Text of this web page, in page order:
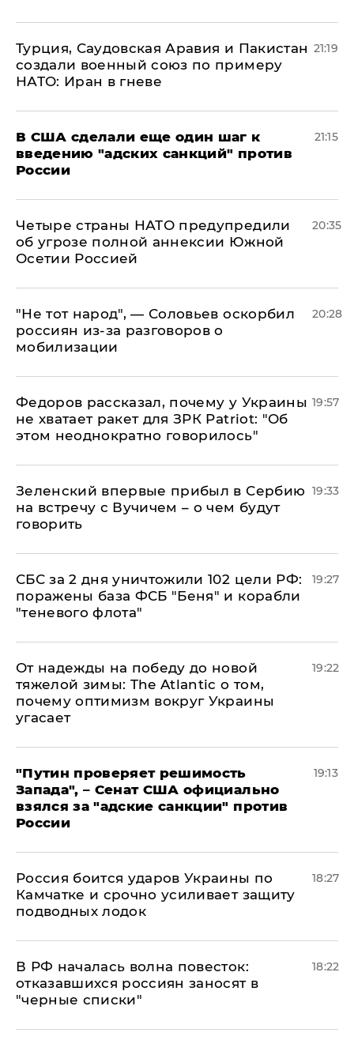
Турция, Саудовская Аравия и Пакистан
создали военный союз по примеру
НАТО: Иран в гневе
21:19
В США сделали еще один шаг к
введению "адских санкций" против
России
21:15
Четыре страны НАТО предупредили
об угрозе полной аннексии Южной
Осетии Россией
20:35
​"Не тот народ", — Соловьев оскорбил
россиян из-за разговоров о
мобилизации
20:28
Федоров рассказал, почему у Украины
не хватает ракет для ЗРК Patriot: "Об
этом неоднократно говорилось"
19:57
Зеленский впервые прибыл в Сербию
на встречу с Вучичем – о чем будут
говорить
19:33
СБС за 2 дня уничтожили 102 цели РФ:
поражены база ФСБ "Беня" и корабли
"теневого флота"
19:27
От надежды на победу до новой
тяжелой зимы: The Atlantic о том,
почему оптимизм вокруг Украины
угасает
19:22
"Путин проверяет решимость
Запада", – Сенат США официально
взялся за "адские санкции" против
России
19:13
Россия боится ударов Украины по
Камчатке и срочно усиливает защиту
подводных лодок
18:27
​В РФ началась волна повесток:
отказавшихся россиян заносят в
"черные списки"
18:22